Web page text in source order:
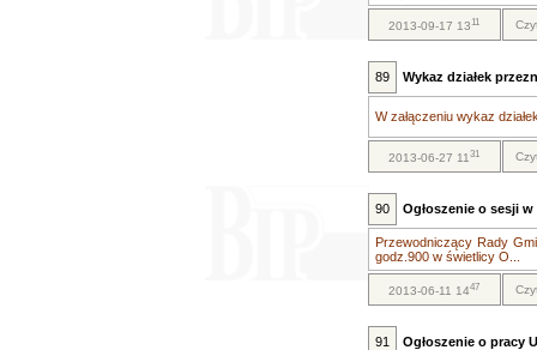
2013-09-17 1311
89 Wykaz działek
W załączeniu wykaz
2013-06-27 1131
90 Ogłoszenie o sesji
Przewodniczący Rady
godz.900 w świetlicy O...
2013-06-11 1447
91 Ogłoszenie o pracy